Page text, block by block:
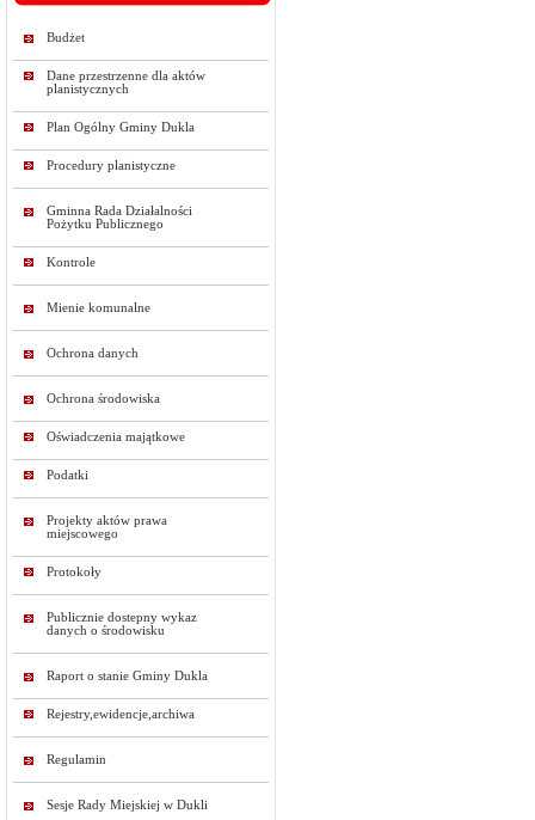
Budżet
Dane przestrzenne dla aktów
planistycznych
Plan Ogólny Gminy Dukla
Procedury planistyczne
Gminna Rada Działalności
Pożytku Publicznego
Kontrole
Mienie komunalne
Ochrona danych
Ochrona środowiska
Oświadczenia majątkowe
Podatki
Projekty aktów prawa
miejscowego
Protokoły
Publicznie dostepny wykaz
danych o środowisku
Raport o stanie Gminy Dukla
Rejestry,ewidencje,archiwa
Regulamin
Sesje Rady Miejskiej w Dukli